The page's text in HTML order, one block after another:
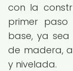
con la
primer paso
base, ya
de madera,
y nivelada.